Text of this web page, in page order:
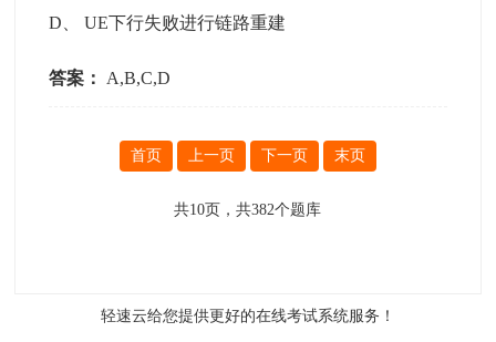
D 、UE下行失败进行链路重建
答案： A,B,C,D
首页 上一页 下一页 末页
共10页，共382个题库
轻速云给您提供更好的在线考试系统服务！